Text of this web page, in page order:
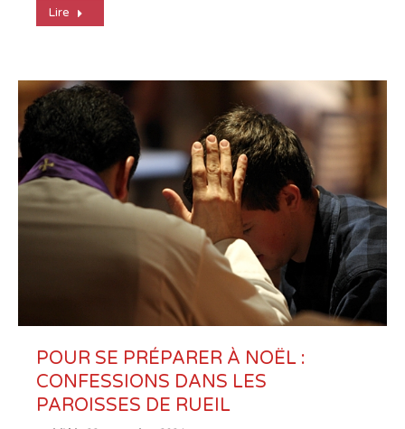
Lire
POUR SE PRÉPARER À NOËL :
CONFESSIONS DANS LES
PAROISSES DE RUEIL